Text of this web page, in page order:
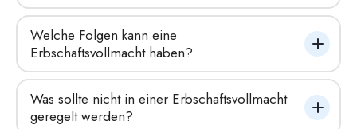
Welche Folgen kann eine
Erbschaftsvollmacht haben?
Was sollte nicht in einer Erbschaftsvollmacht
geregelt werden?